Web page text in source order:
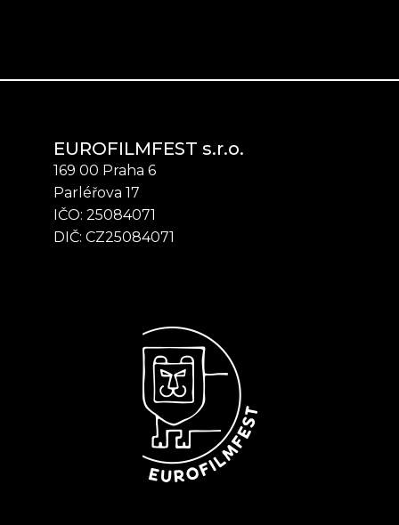
EUROFILMFEST s.r.o.
169 00 Praha 6
Parléřova 17
IČO: 25084071
DIČ: CZ25084071